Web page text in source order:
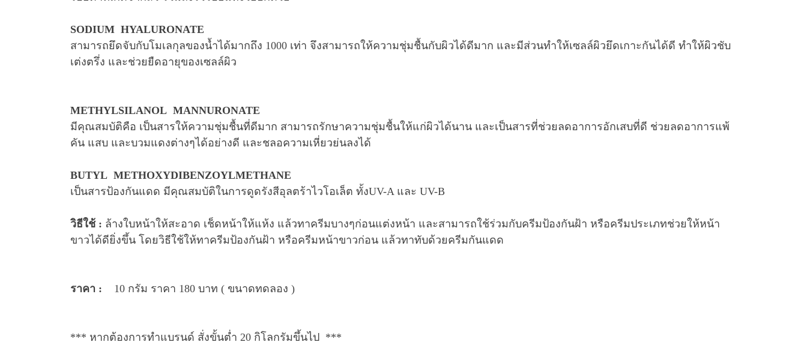
SODIUM HYALURONATE
สามารถยึดจับกับโมเลกุลของน้ำได้มากถึง 1000 เท่า จึงสามารถให้ความชุ่มชื้นกับผิวได้ดีมาก และมีส่วนทำให้เซลล์ผิวยึดเกาะกันได้ดี ทำให้ผิวชับ
เต่งตรึ่ง และช่วยยืดอายุของเซลล์ผิว
METHYLSILANOL MANNURONATE
มีคุณสมบัติคือ เป็นสารให้ความชุ่มชื้นที่ดีมาก สามารถรักษาความชุ่มชื้นให้แก่ผิวได้นาน และเป็นสารที่ช่วยลดอาการอักเสบที่ดี ช่วยลดอาการแพ้
คัน แสบ และบวมแดงต่างๆได้อย่างดี และชลอความเหี่ยวย่นลงได้
BUTYL METHOXYDIBENZOYLMETHANE
เป็นสารป้องกันแดด มีคุณสมบัติในการดูดรังสีอุลตร้าไวโอเล็ต ทั้งUV-A และ UV-B
วิธีใช้ : ล้างใบหน้าให้สะอาด เช็ดหน้าให้แห้ง แล้วทาครีมบางๆก่อนแต่งหน้า และสามารถใช้ร่วมกับครีมป้องกันฝ้า หรือครีมประเภทช่วยให้หน้า
ขาวได้ดียิ่งขึ้น โดยวิธีใช้ให้ทาครีมป้องกันฝ้า หรือครีมหน้าขาวก่อน แล้วทาทับด้วยครีมกันแดด
ราคา : 10 กรัม ราคา 180 บาท ( ขนาดทดลอง )
*** หากต้องการทำแบรนด์ สั่งขั้นต่ำ 20 กิโลกรัมขึ้นไป ***